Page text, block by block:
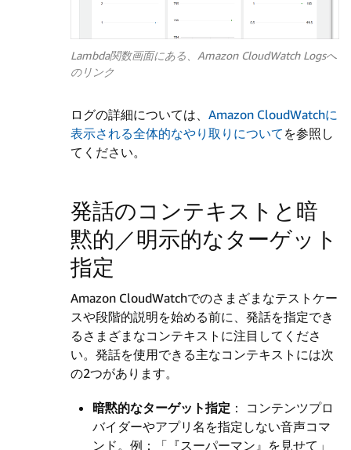
Lambda関数画面にある、Amazon CloudWatch Logsへ
のリンク
ログの詳細については、 Amazon CloudWatchに
表示される全体的なやり取りについて を参照し
てください。
発話のコンテキストと暗
黙的／明示的なターゲット
指定
Amazon CloudWatchでのさまざまなテストケー
スや段階的説明を始める前に、発話を指定でき
るさまざまなコンテキストに注目してくださ
い。発話を使用できる主なコンテキストには次
の2つがあります。
暗黙的なターゲット指定 ： コンテンツプロ
バイダーやアプリ名を指定しない音声コマ
ンド。例：「『スーパーマン』を見せて」